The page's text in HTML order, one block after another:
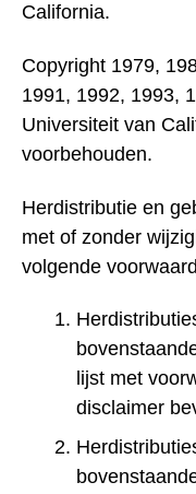
California.
Copyright 1979,
1991, 1992, 1993,
Universiteit van
voorbehouden.
Herdistributie en
met of zonder
volgende
lijst met
disclaimer